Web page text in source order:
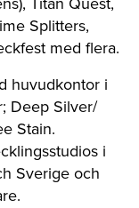
Splitters,
med flera.
huvudkontor i
Deep Silver/
Stain.
i
Sverige och